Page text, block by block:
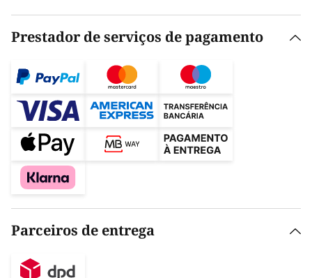
Prestador de serviços de pagamento
Parceiros de entrega